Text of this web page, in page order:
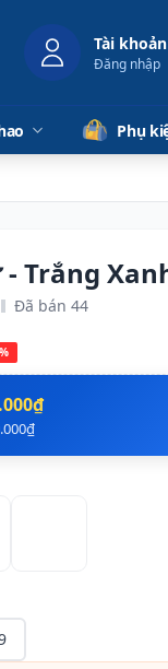
Tài khoản
Đăng nhập
Phụ
Trắng
Đã bán 44